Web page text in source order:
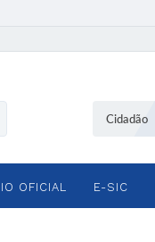
Cidadão
OFICIAL E-SIC